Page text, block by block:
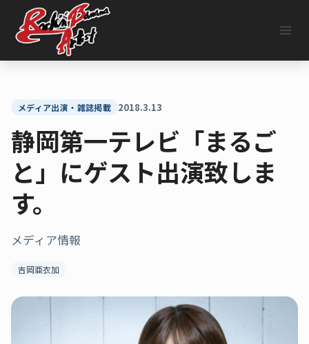
キ
メディア出演・雑誌掲載 2018.3.13
静岡第一テレビ「まるご
と」にゲスト出演致しま
す。
メディア情報
吉岡亜衣加